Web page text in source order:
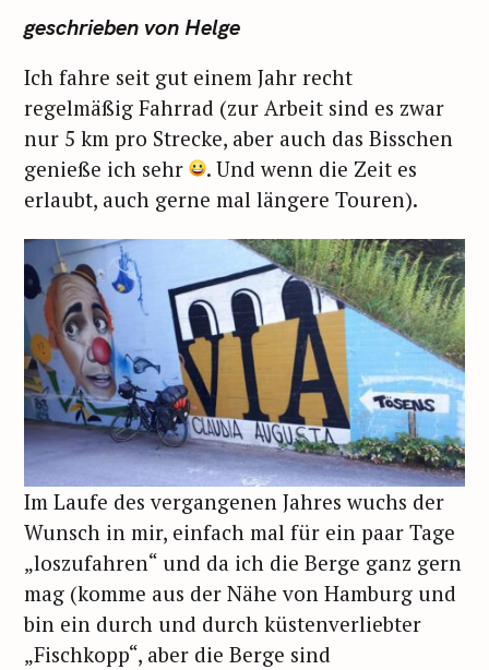
geschrieben von Helge
Ich fahre seit gut einem Jahr recht
regelmäßig Fahrrad (zur Arbeit sind es zwar
nur 5 km pro Strecke, aber auch das Bisschen
genieße ich sehr
. Und wenn die Zeit es
erlaubt, auch gerne mal längere Touren).
Im Laufe des vergangenen Jahres wuchs der
Wunsch in mir, einfach mal für ein paar Tage
„loszufahren“ und da ich die Berge ganz gern
mag (komme aus der Nähe von Hamburg und
bin ein durch und durch küstenverliebter
„Fischkopp“, aber die Berge sind